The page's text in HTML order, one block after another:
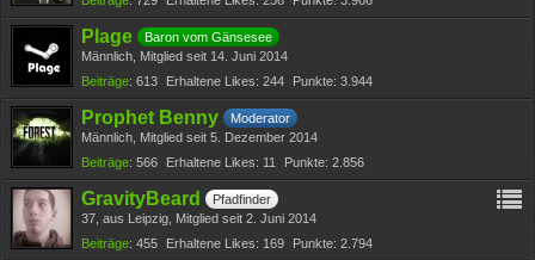
Plage
Baron vom Gänsesee
Männlich Mitglied seit 14. Juni 2014
Beiträge 613 Erhaltene Likes 244 Punkte 3.944
Prophet Benny
Moderator
Männlich Mitglied seit 5. Dezember 2014
Beiträge 566 Erhaltene Likes 11 Punkte 2.856
GravityBeard
Pfadfinder
37 aus Leipzig Mitglied seit 2. Juni 2014
Beiträge 455 Erhaltene Likes 169 Punkte 2.794